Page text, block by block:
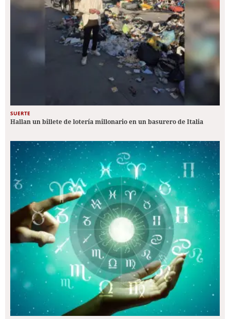
SUERTE
Hallan un billete de lotería millonario en un basurero de Italia